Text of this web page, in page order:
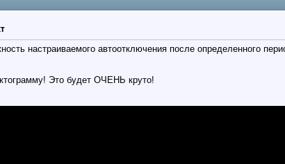
настраиваемого автоотключения после определенного
Это будет ОЧЕНЬ круто!